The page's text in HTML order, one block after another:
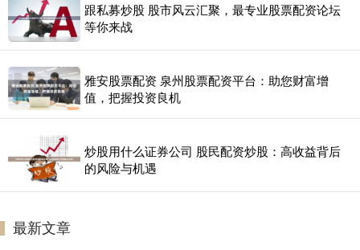
跟私募炒股 股市风云汇聚，最专业股票配资论坛
等你来战
雅安股票配资 泉州股票配资平台：助您财富增
值，把握投资良机
炒股用什么证券公司 股民配资炒股：高收益背后
的风险与机遇
最新文章